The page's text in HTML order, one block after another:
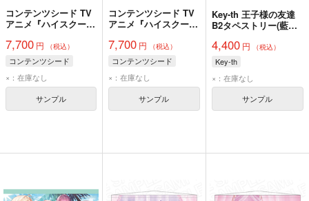
コンテンツシード TV
アニメ『ハイスクール
ペストリー 姫島朱乃
7,700 円 （税込）
コンテンツシード
×：在庫なし
サンプル
コンテンツシード TV
アニメ『ハイスクール
ペストリー リアス・
グレモリー
7,700 円 （税込）
コンテンツシード
×：在庫なし
サンプル
Key-th 王子様の友達
B2タペストリー(藍田
4,400円 （税込）
Key-th
×：在庫なし
サンプル